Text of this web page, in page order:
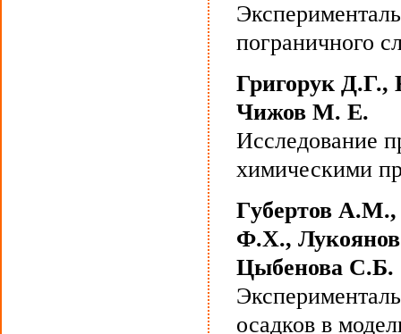
пограничного
Григорук
Чижов М. Е.
Исследование
химическими
Губертов
Ф.Х.,
Цыбенова С.Б.
осадков в